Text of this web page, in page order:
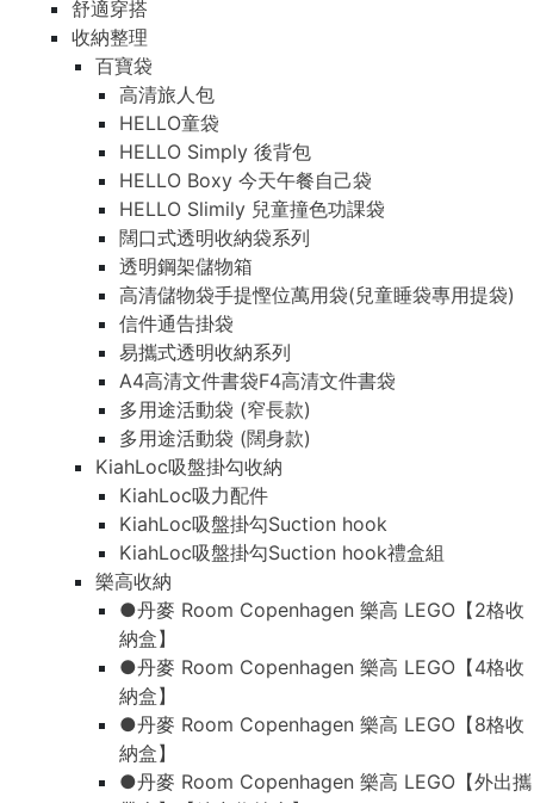
舒適穿搭
收納整理
百寶袋
高清旅人包
HELLO童袋
HELLO Simply 後背包
HELLO Boxy 今天午餐自己袋
HELLO Slimily 兒童撞色功課袋
闊口式透明收納袋系列
透明鋼架儲物箱
高清儲物袋手提慳位萬用袋(兒童睡袋專用提袋)
信件通告掛袋
易攜式透明收納系列
A4高清文件書袋F4高清文件書袋
多用途活動袋 (窄長款)
多用途活動袋 (闊身款)
KiahLoc吸盤掛勾收納
KiahLoc吸力配件
KiahLoc吸盤掛勾Suction hook
KiahLoc吸盤掛勾Suction hook禮盒組
樂高收納
●丹麥 Room Copenhagen 樂高 LEGO【2格收
納盒】
●丹麥 Room Copenhagen 樂高 LEGO【4格收
納盒】
●丹麥 Room Copenhagen 樂高 LEGO【8格收
納盒】
●丹麥 Room Copenhagen 樂高 LEGO【外出攜